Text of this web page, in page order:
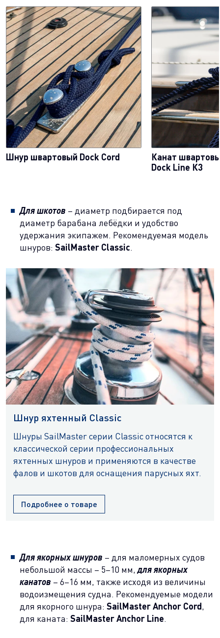
Шнур швартовый Dock Cord
Канат
Dock Line К3
Для шкотов – диаметр подбирается под
диаметр барабана лебёдки и удобство
удержания экипажем. Рекомендуемая модель
шнуров: SailMaster Classic.
Шнур яхтенный Classic
Шнуры SailMaster серии Classic относятся к
классической серии профессиональных
яхтенных шнуров и применяются в качестве
фалов и шкотов для оснащения парусных яхт.
Подробнее о товаре
Для якорных шнуров – для маломерных судов
небольшой массы – 5–10 мм,для якорных
канатов – 6–16 мм, также исходя из величины
водоизмещения судна. Рекомендуемые модели
для якорного шнура: SailMaster Anchor Cord,
для каната: SailMaster Anchor Line.